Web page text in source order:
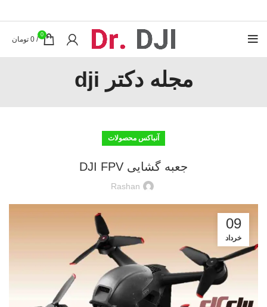
0
/
0 تومان
مجله دکتر dji
آنباکس محصولات
جعبه گشایی DJI FPV
Rashan
09
خرداد